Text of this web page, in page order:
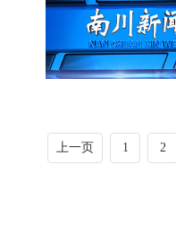
上一页 1 2